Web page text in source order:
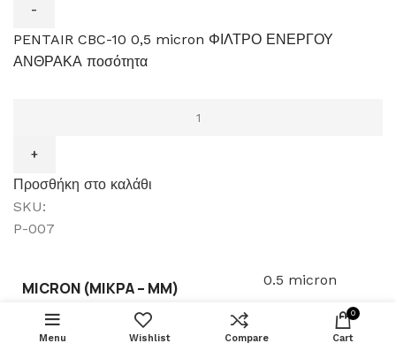
PENTAIR CBC-10 0,5 micron ΦΙΛΤΡΟ ΕΝΕΡΓΟΥ
ΑΝΘΡΑΚΑ ποσότητα
Προσθήκη στο καλάθι
SKU:
P-007
MICRON (ΜΙΚΡΆ – ΜM) 0.5 micron
Pentair
FIORE
KEVON
ΝΕΡΟΧΥΤΗ
49.25
BUY NOW
Menu Wishlist Compare
0
Cart